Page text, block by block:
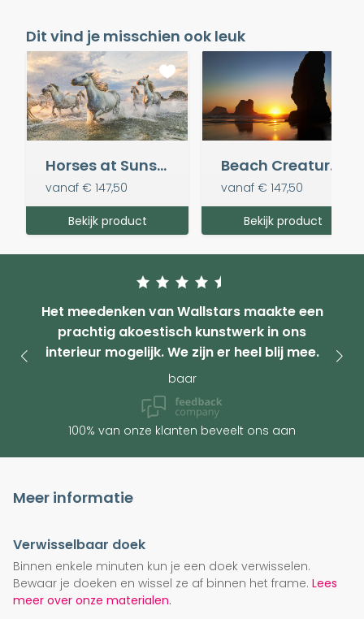
Dit vind je misschien ook leuk
Horses at Sunset
vanaf € 147,50
Bekijk product
Beach Creatures
vanaf € 147,50
Bekijk product
Het meedenken van Wallstars maakte een
prachtig akoestisch kunstwerk in ons
interieur mogelijk. We zijn er heel blij mee.
baar
100% van onze klanten beveelt ons aan
Meer informatie
Verwisselbaar doek
Binnen enkele minuten kun je een doek verwisselen.
Bewaar je doeken en wissel ze af binnen het frame. Lees
meer over onze materialen.